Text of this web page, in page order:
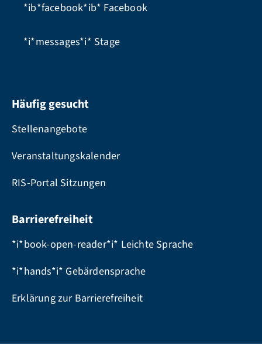
*ib*facebook*ib* Facebook
*i*messages*i* Stage
Häufig gesucht
Stellenangebote
Veranstaltungskalender
RIS-Portal Sitzungen
Barrierefreiheit
*i*book-open-reader*i* Leichte Sprache
*i*hands*i* Gebärdensprache
Erklärung zur Barrierefreiheit